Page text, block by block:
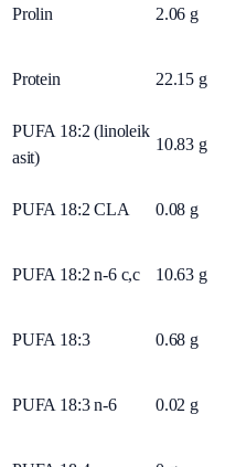
Prolin 2.06 g
Protein 22.15 g
PUFA 18:2 (linoleik
asit)
10.83 g
PUFA 18:2 CLA 0.08 g
PUFA 18:2 n-6 c,c 10.63 g
PUFA 18:3 0.68 g
PUFA 18:3 n-6 0.02 g